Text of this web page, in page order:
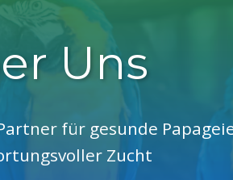
Uns
für gesunde
Zucht